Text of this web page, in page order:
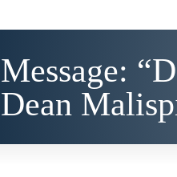
Message:
Dean